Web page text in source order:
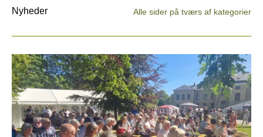
Nyheder Alle sider på tværs af kategorier